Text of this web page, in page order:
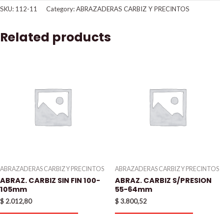
SKU: 112-11 Category:ABRAZADERAS CARBIZ Y PRECINTOS
Related products
ABRAZADERAS CARBIZ Y PRECINTOS
ABRAZ. CARBIZ SIN FIN 100-
105mm
$ 2.012,80
ABRAZADERAS CARBIZ Y PRECINTOS
ABRAZ. CARBIZ S/PRESION
55-64mm
$3.800,52